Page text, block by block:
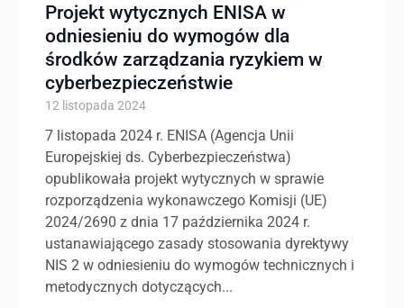
Projekt wytycznych ENISA w
odniesieniu do wymogów dla
środków zarządzania ryzykiem w
cyberbezpieczeństwie
12 listopada 2024
7 listopada 2024 r. ENISA (Agencja Unii
Europejskiej ds. Cyberbezpieczeństwa)
opublikowała projekt wytycznych w sprawie
rozporządzenia wykonawczego Komisji (UE)
2024/2690 z dnia 17 października 2024 r.
ustanawiającego zasady stosowania dyrektywy
NIS 2 w odniesieniu do wymogów technicznych i
metodycznych dotyczących...